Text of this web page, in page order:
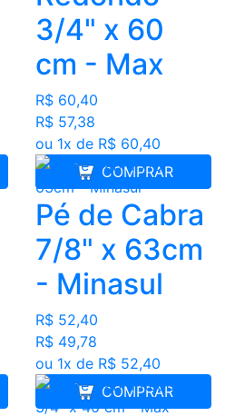
3/4" x 60
cm - Max
R$ 60,40
R$ 57,38
ou 1x de R$ 60,40
COMPRAR
Pé de Cabra
7/8" x 63cm
- Minasul
R$ 52,40
R$ 49,78
ou 1x de R$ 52,40
COMPRAR